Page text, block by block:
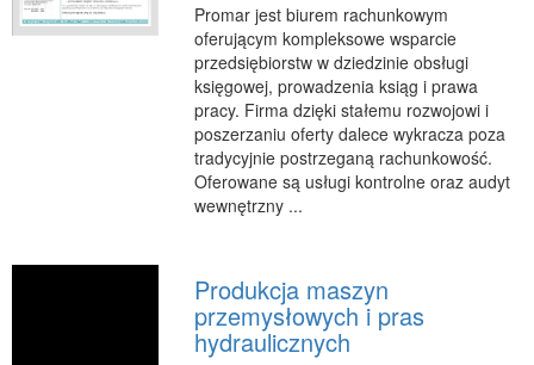
WAKACJE
Dietetyka, Odchudzanie
Salony Kosmetyczne
Sprzęt Medyczny
Promar jest biurem rachunkowym
oferującym kompleksowe wsparcie
przedsiębiorstw w dziedzinie obsługi
księgowej, prowadzenia ksiąg i prawa
pracy. Firma dzięki stałemu rozwojowi i
poszerzaniu oferty dalece wykracza poza
tradycyjnie postrzeganą rachunkowość.
Oferowane są usługi kontrolne oraz audyt
wewnętrzny ...
Produkcja maszyn
przemysłowych i pras
hydraulicznych